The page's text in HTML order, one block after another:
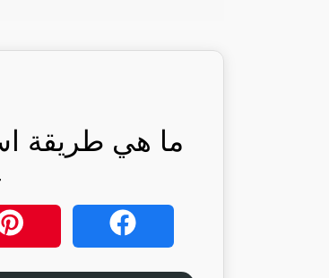
ما هي طريقة